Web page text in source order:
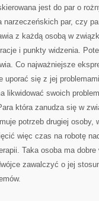
jest do par o
par, czy
z każdą osobą w
i punkty widzenia.
Co najważniejsze
uporać się z jej
likwidować swoich
która zanudza się w
potrzeb drugiej osoby,
więc czas na robotę
Taka osoba ma dobre
zawalczyć o jej